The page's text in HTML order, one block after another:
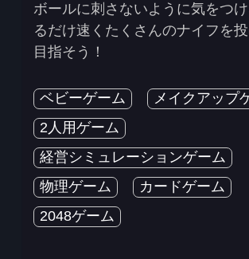
ボールに刺さないように気をつ
るだけ速くたくさんのナイフを
目指そう！
ベビーゲーム
メイクアップ
2人用ゲーム
経営シミュレーションゲーム
物理ゲーム
カードゲーム
2048ゲーム